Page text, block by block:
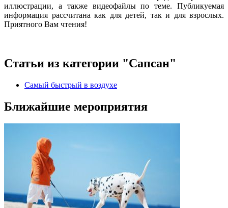
иллюстрации, а также видеофайлы по теме. Публикуемая
информация рассчитана как для детей, так и для взрослых.
Приятного Вам чтения!
Статьи из категории "Сапсан"
Самый быстрый в воздухе
Ближайшие мероприятия